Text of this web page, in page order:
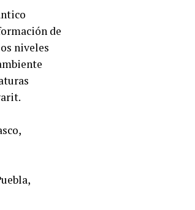
de
niveles